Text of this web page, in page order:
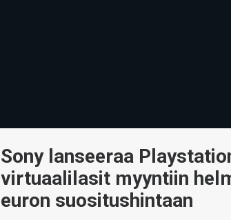
Sony lanseeraa
virtuaalilasit myyntiin
euron suositushintaan